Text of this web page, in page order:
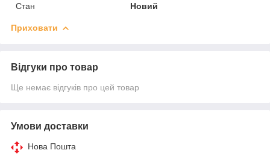
Стан
Новий
Приховати
Відгуки про товар
Ще немає відгуків про цей товар
Умови доставки
Нова Пошта